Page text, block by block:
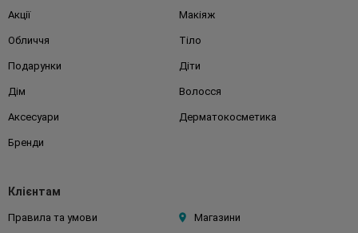
Акції Макіяж
Обличчя Тіло
Подарунки Діти
Дім Волосся
Аксесуари Дерматокосметика
Бренди
Клієнтам
Правила та умови Магазини